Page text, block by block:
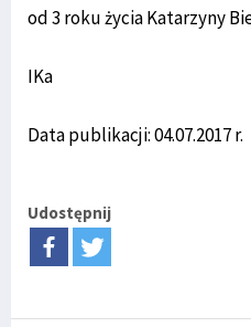
od 3 roku życia Katarzyny
IKa
Data publikacji: 04.07.2017 r.
Udostępnij